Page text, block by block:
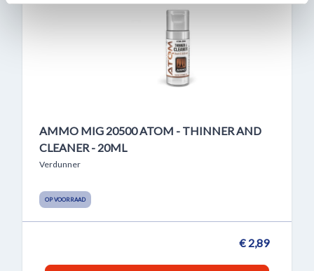
verzameld op basis van uw gebruik van hun services.
AMMO MIG 20500 ATOM - THINNER AND
CLEANER - 20ML
Verdunner
OP VOORRAAD
€ 2,89